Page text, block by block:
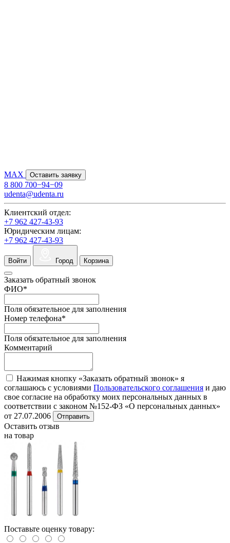
MAX Оставить заявку
8 800 700−94−09
udenta@udenta.ru
Клиентский отдел:
+7 962 427-43-93
Юридическим лицам:
+7 962 427-43-93
Войти Город Корзина
Заказать обратный звонок
ФИО*
Поля обязательное для заполнения
Номер телефона*
Поля обязательное для заполнения
Комментарий
Нажимая кнопку «Заказать обратный звонок» я
соглашаюсь с условиями Пользовательского соглашения и даю
свое согласие на обработку моих персональных данных в
соответствии с законом №152-ФЗ «О персональных данных»
от 27.07.2006
Отправить
Оставить отзыв
на товар
Поставьте оценку товару: